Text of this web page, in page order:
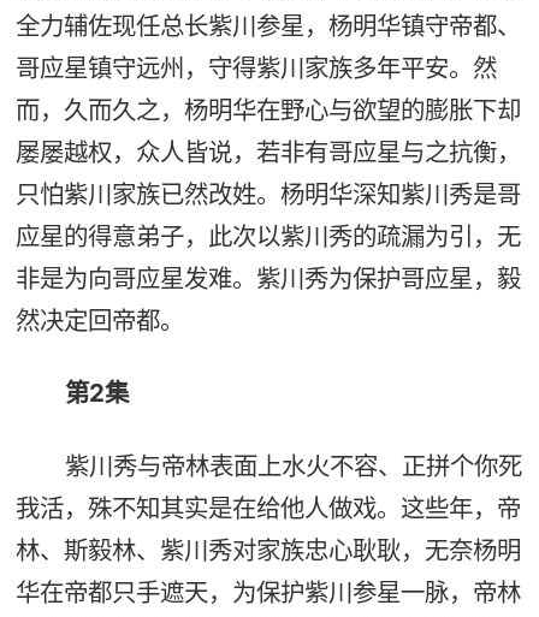
全力辅佐现任总长紫川参星，杨明华镇守帝都、
哥应星镇守远州，守得紫川家族多年平安。然
而，久而久之，杨明华在野心与欲望的膨胀下却
屡屡越权，众人皆说，若非有哥应星与之抗衡，
只怕紫川家族已然改姓。杨明华深知紫川秀是哥
应星的得意弟子，此次以紫川秀的疏漏为引，无
非是为向哥应星发难。紫川秀为保护哥应星，毅
然决定回帝都。
第2集
紫川秀与帝林表面上水火不容、正拼个你死
我活，殊不知其实是在给他人做戏。这些年，帝
林、斯毅林、紫川秀对家族忠心耿耿，无奈杨明
华在帝都只手遮天，为保护紫川参星一脉，帝林